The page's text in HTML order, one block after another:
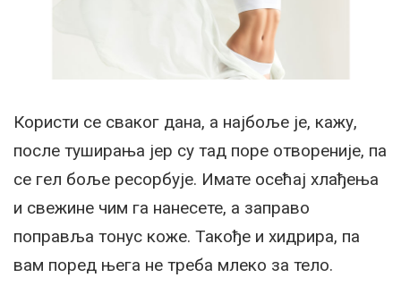
Користи се сваког дана, а најбоље је, кажу,
после туширања јер су тад поре отвореније, па
се гел боље ресорбује. Имате осећај хлађења
и свежине чим га нанесете, а заправо
поправља тонус коже. Такође и хидрира, па
вам поред њега не треба млеко за тело.